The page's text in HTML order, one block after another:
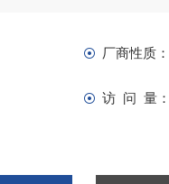
厂商性质：
访 问 量：